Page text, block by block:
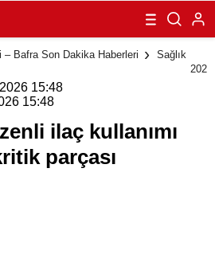
kullanımı
tedavinin en
kritik parçası
– Bafra Son Dakika Haberleri
Sağlık
202
15:48
15:48
ilaç kullanımı
parçası